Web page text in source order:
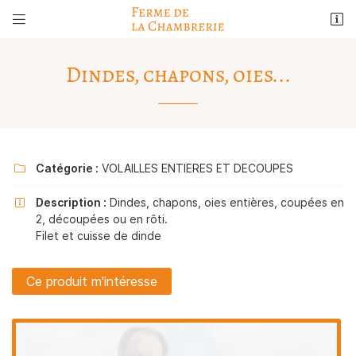
 
02 54 23 23 76
Adresse email de réception
 Recopier le code ci-contre
Rafraîchir le captcha
Dindes, chapons, oies...
 Catégorie : VOLAILLES ENTIERES ET DECOUPES
 Description : Dindes, chapons, oies entières, coupées en
2, découpées ou en rôti.
Filet et cuisse de dinde
Ce produit m'intéresse